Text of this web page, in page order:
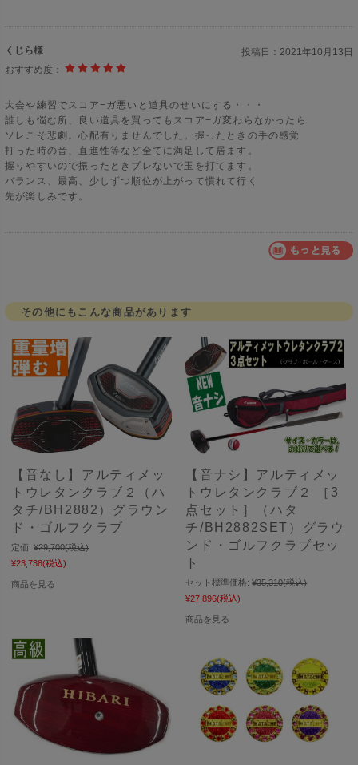
くじら様 投稿日： 2021年10月13日
おすすめ度：
大会や練習でスコア−ガ悪いと道具のせいにする・・・
誰しも悩む所、良い道具を買ってもスコア−ガ変わらなかったら
ソレこそ悲劇。心配有りませんでした。握ったときの手の感覚
打った時の音、直進性等など全てに満足して居ます。
握りやすいので振ったときブレないで玉を打てます。
バランス、最高、少しずつ順位が上がって慣れて行く
先が楽しみです。
その他にもこんな商品があります
【音なし】アルティメッ
トウレタンクラブ２（ハ
タチ/BH2882）グラウン
ド・ゴルフクラブ
定価: ¥29,700(税込)
¥23,738(税込)
商品を見る
【音ナシ】アルティメッ
トウレタンクラブ２ ［3
点セット］（ハタ
チ/BH2882SET）グラウ
ンド・ゴルフクラブセッ
ト
セット標準価格: ¥35,310(税込)
¥27,896(税込)
商品を見る